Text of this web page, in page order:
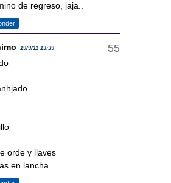
de regreso, jaja..
19/9/11 13:39
orde y llaves
en lancha